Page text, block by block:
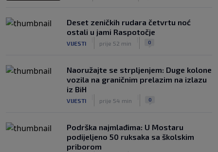
Deset zeničkih rudara četvrtu noć
ostali u jami Raspotočje
VIJESTI prije 52 min 0
Naoružajte se strpljenjem: Duge kolone
vozila na graničnim prelazim na izlazu
iz BiH
VIJESTI prije 54 min 0
Podrška najmlađima: U Mostaru
podijeljeno 50 ruksaka sa školskim
priborom